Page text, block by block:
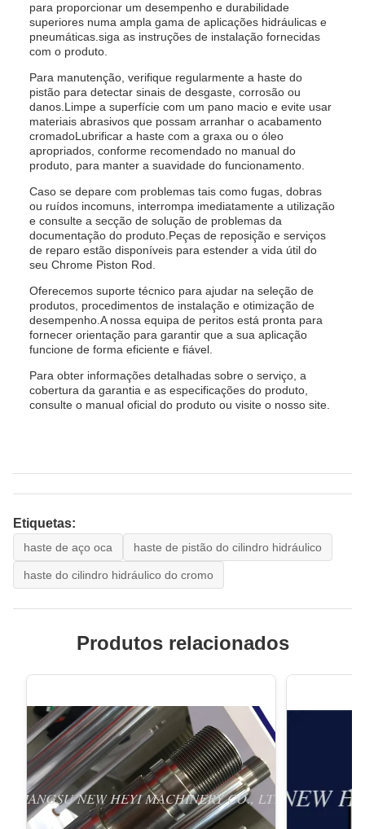
para proporcionar um desempenho e durabilidade
superiores numa ampla gama de aplicações hidráulicas e
pneumáticas.siga as instruções de instalação fornecidas
com o produto.
Para manutenção, verifique regularmente a haste do
pistão para detectar sinais de desgaste, corrosão ou
danos.Limpe a superfície com um pano macio e evite usar
materiais abrasivos que possam arranhar o acabamento
cromadoLubrificar a haste com a graxa ou o óleo
apropriados, conforme recomendado no manual do
produto, para manter a suavidade do funcionamento.
Caso se depare com problemas tais como fugas, dobras
ou ruídos incomuns, interrompa imediatamente a utilização
e consulte a secção de solução de problemas da
documentação do produto.Peças de reposição e serviços
de reparo estão disponíveis para estender a vida útil do
seu Chrome Piston Rod.
Oferecemos suporte técnico para ajudar na seleção de
produtos, procedimentos de instalação e otimização de
desempenho.A nossa equipa de peritos está pronta para
fornecer orientação para garantir que a sua aplicação
funcione de forma eficiente e fiável.
Para obter informações detalhadas sobre o serviço, a
cobertura da garantia e as especificações do produto,
consulte o manual oficial do produto ou visite o nosso site.
Etiquetas:
haste de aço oca haste de pistão do cilindro hidráulico
haste do cilindro hidráulico do cromo
Produtos relacionados